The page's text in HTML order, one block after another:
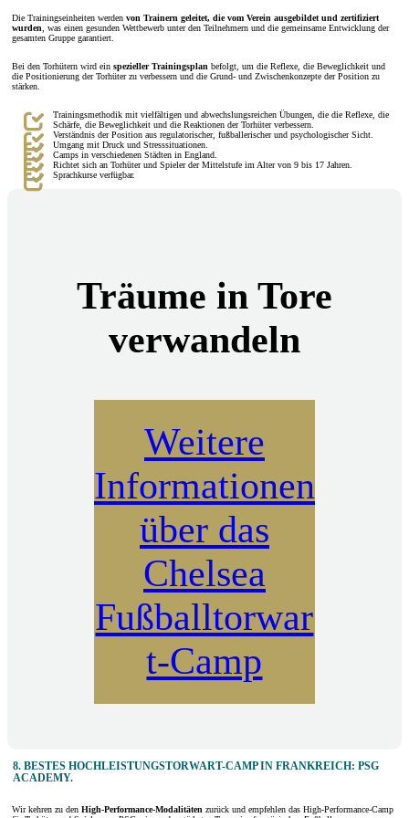
Die Trainingseinheiten werden von Trainern geleitet, die vom Verein ausgebildet und zertifiziert
wurden , was einen gesunden Wettbewerb unter den Teilnehmern und die gemeinsame Entwicklung der
gesamten Gruppe garantiert.
Bei den Torhütern wird ein spezieller Trainingsplan befolgt, um die Reflexe, die Beweglichkeit und
die Positionierung der Torhüter zu verbessern und die Grund- und Zwischenkonzepte der Position zu
stärken.
Trainingsmethodik mit vielfältigen und abwechslungsreichen Übungen, die die Reflexe, die
Schärfe, die Beweglichkeit und die Reaktionen der Torhüter verbessern.
Verständnis der Position aus regulatorischer, fußballerischer und psychologischer Sicht.
Umgang mit Druck und Stresssituationen.
Camps in verschiedenen Städten in England.
Richtet sich an Torhüter und Spieler der Mittelstufe im Alter von 9 bis 17 Jahren.
Sprachkurse verfügbar.
Träume in Tore
verwandeln
Weitere
Informationen
über das
Chelsea
Fußballtorwar
t-Camp
8. BESTES HOCHLEISTUNGSTORWART-CAMP IN FRANKREICH: PSG
ACADEMY.
Wir kehren zu den High-Performance-Modalitäten zurück und empfehlen das High-Performance-Camp